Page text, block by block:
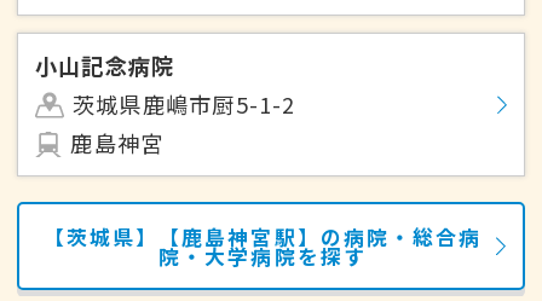
小山記念病院
茨城県鹿嶋市厨5-1-2
鹿島神宮
【茨城県】【鹿島神宮駅】の病院・総合病
院・大学病院を探す